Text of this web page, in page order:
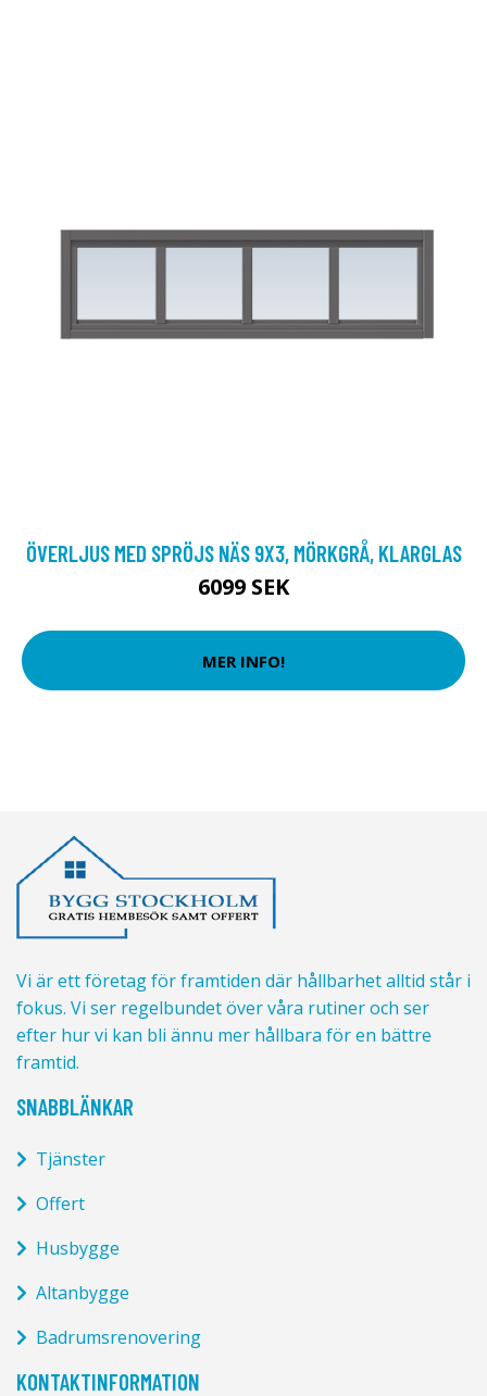
ÖVERLJUS MED SPRÖJS NÄS 9X3, MÖRKGRÅ, KLARGLAS
6099 SEK
MER INFO!
Vi är ett företag för framtiden där hållbarhet alltid står i
fokus. Vi ser regelbundet över våra rutiner och ser
efter hur vi kan bli ännu mer hållbara för en bättre
framtid.
SNABBLÄNKAR
Tjänster
Offert
Husbygge
Altanbygge
Badrumsrenovering
KONTAKTINFORMATION